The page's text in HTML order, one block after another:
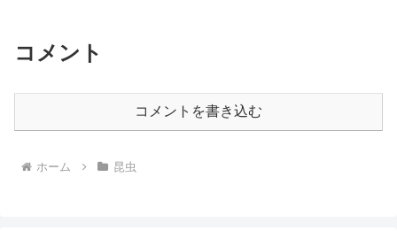
コメント
コメントを書き込む
ホーム 昆虫